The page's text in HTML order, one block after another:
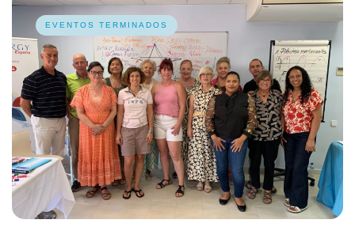
EVENTOS TERMINADOS